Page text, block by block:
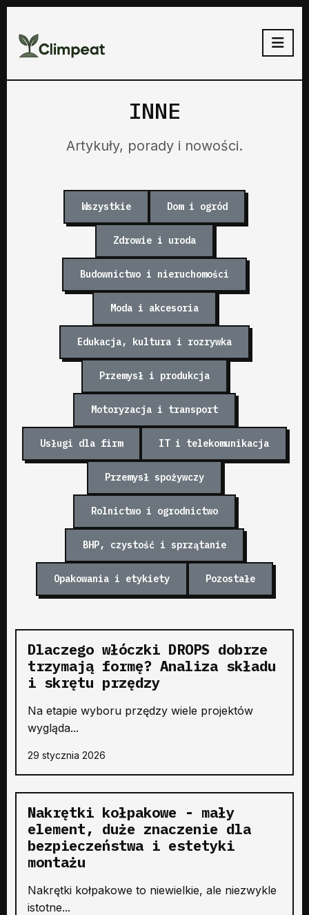
INNE
Artykuły, porady i nowości.
Wszystkie Dom i ogród
Zdrowie i uroda
Budownictwo i nieruchomości
Moda i akcesoria
Edukacja, kultura i rozrywka
Przemysł i produkcja
Motoryzacja i transport
Usługi dla firm IT i telekomunikacja
Przemysł spożywczy
Rolnictwo i ogrodnictwo
BHP, czystość i sprzątanie
Opakowania i etykiety Pozostałe
Dlaczego włóczki DROPS dobrze
trzymają formę? Analiza składu
i skrętu przędzy
Na etapie wyboru przędzy wiele projektów
wygląda...
29 stycznia 2026
Nakrętki kołpakowe - mały
element, duże znaczenie dla
bezpieczeństwa i estetyki
montażu
Nakrętki kołpakowe to niewielkie, ale niezwykle
istotne...